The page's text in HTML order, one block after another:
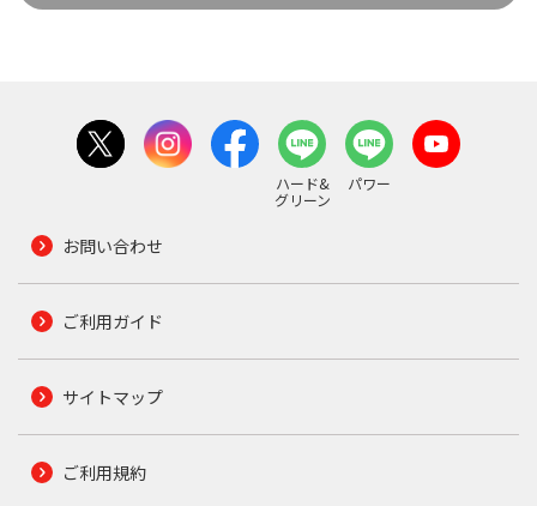
ハード&
グリーン
パワー
お問い合わせ
ご利用ガイド
サイトマップ
ご利用規約